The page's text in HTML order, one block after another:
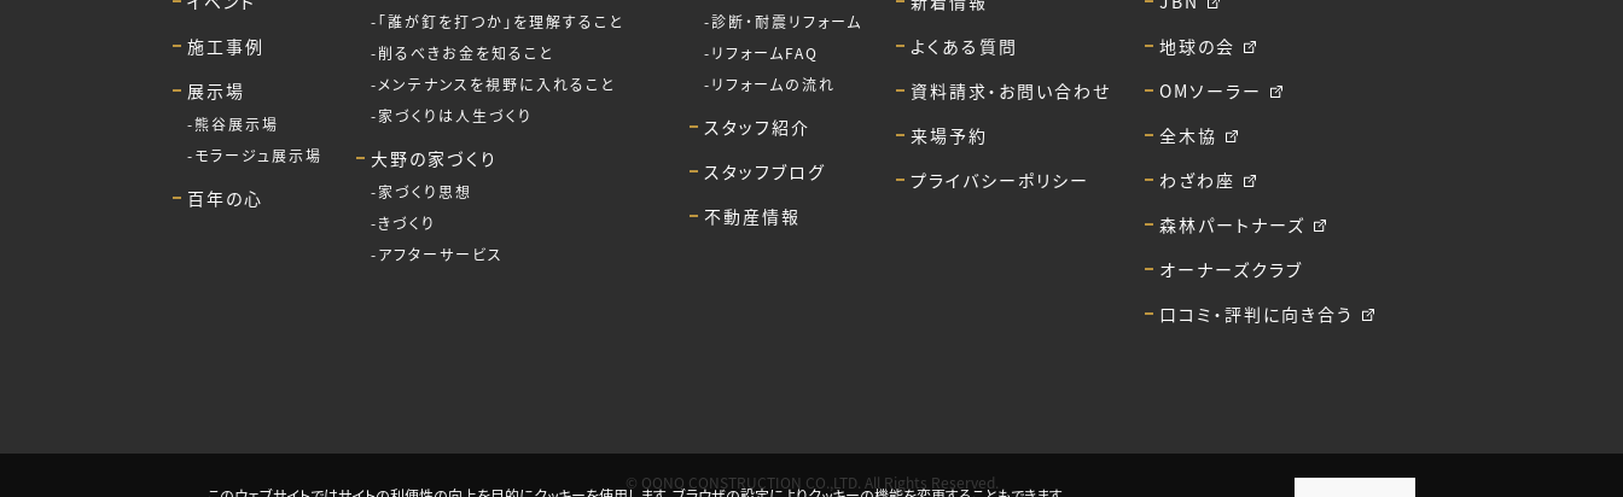
施工事例
展示場
熊谷展示場
モラージュ展示場
百年の心
「誰が釘を打つか」を理解すること
削るべきお金を知ること
メンテナンスを視野に入れること
家づくりは人生づくり
大野の家づくり
家づくり思想
きづくり
アフターサービス
診断・耐震リフォーム
リフォームFAQ
リフォームの流れ
スタッフ紹介
スタッフブログ
不動産情報
よくある質問
資料請求・お問い合わせ
来場予約
プライバシーポリシー
地球の会
OMソーラー
全木協
わざわ座
森林パートナーズ
オーナーズクラブ
口コミ・評判に向き合う
© OONO CONSTRUCTION CO.,LTD. All Rights Reserved.